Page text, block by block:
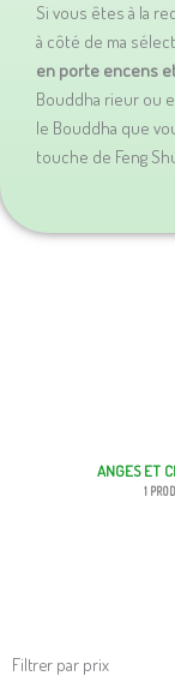
Si vous êtes à la
à côté de ma
en porte encens
Bouddha rieur ou
le Bouddha que
touche de Feng
ANGES ET
1
Filtrer par prix
Prix